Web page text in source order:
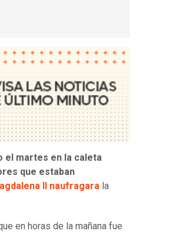
el martes en la caleta
que estaban
II naufragara la
en horas de la mañana fue